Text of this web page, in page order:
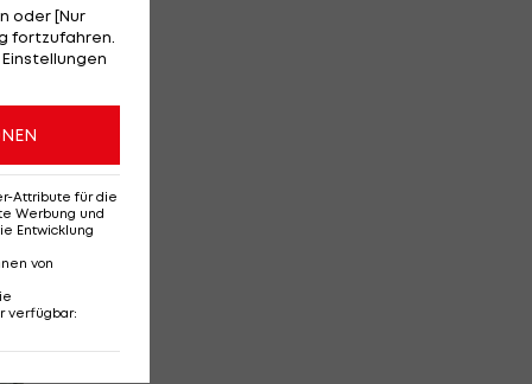
oder [Nur
fortzufahren.
Attribute für die
Werbung und
Entwicklung
von
verfügbar: